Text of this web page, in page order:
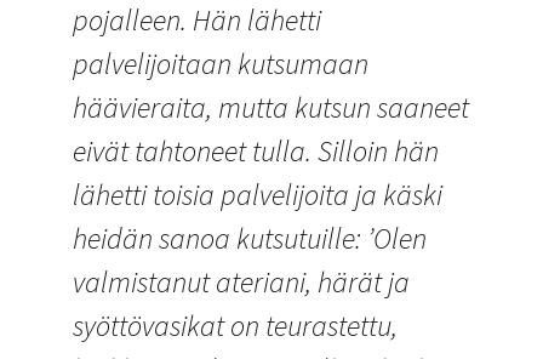
pojalleen. Hän lähetti
palvelijoitaan kutsumaan
häävieraita, mutta kutsun saaneet
eivät tahtoneet tulla. Silloin hän
lähetti toisia palvelijoita ja käski
heidän sanoa kutsutuille: ’Olen
valmistanut ateriani, härät ja
syöttövasikat on teurastettu,